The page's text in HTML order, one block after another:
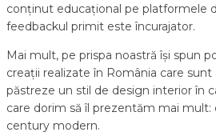
conținut educațional pe platformele
feedbackul primit este încurajator.
Mai mult, pe prispa noastră își spun
creații realizate în România care
păstreze un stil de design interior în
care dorim să îl prezentăm mai mult:
century modern.